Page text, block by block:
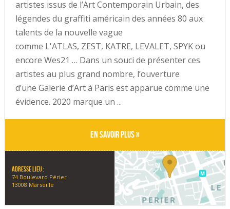
artistes issus de l’Art Contemporain Urbain, des
légendes du graffiti américain des années 80 aux
talents de la nouvelle vague
comme L'ATLAS, ZEST, KATRE, LEVALET, SPYK ou
encore Wes21 … Dans un souci de présenter ces
artistes au plus grand nombre, l’ouverture
d’une Galerie d’Art à Paris est apparue comme une
évidence. 2020 marque un ...
En savoir plus »
Adresse lieu :
74 Boulevard Périer
13008 Marseille